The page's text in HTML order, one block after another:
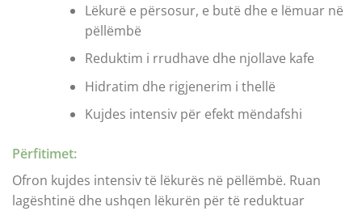
Lëkurë e përsosur, e butë dhe e lëmuar në
pëllëmbë
Reduktim i rrudhave dhe njollave kafe
Hidratim dhe rigjenerim i thellë
Kujdes intensiv për efekt mëndafshi
Përfitimet:
Ofron kujdes intensiv të lëkurës në pëllëmbë. Ruan
lagështinë dhe ushqen lëkurën për të reduktuar